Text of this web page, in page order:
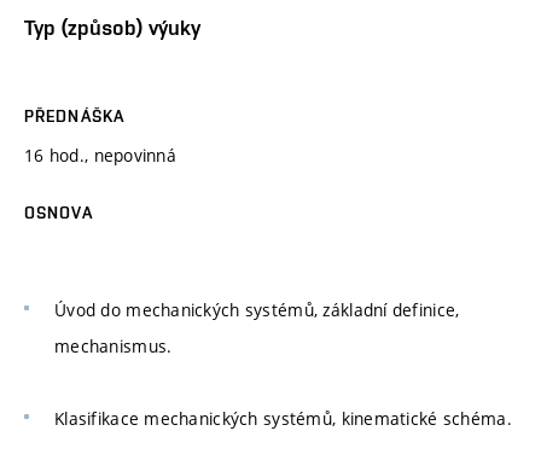
Typ (způsob) výuky
PŘEDNÁŠKA
16 hod., nepovinná
OSNOVA
Úvod do mechanických systémů, základní definice,
mechanismus.
Klasifikace mechanických systémů, kinematické schéma.